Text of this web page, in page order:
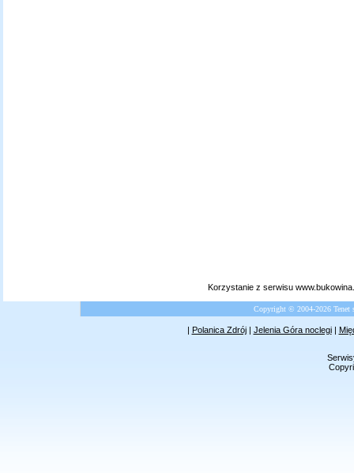
Korzystanie z serwisu
Copyright © 2004-2026
| Polanica Zdrój| Jelenia Góra noclegi|